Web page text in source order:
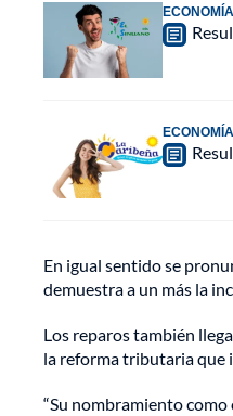
ECONOMÍA
ECONOMÍA
En igual sentido se
demuestra a un más la
Los reparos también
la reforma tributaria que
“Su nombramiento